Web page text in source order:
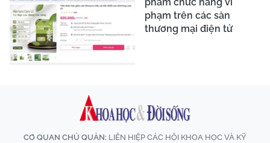
phạm trên các sàn
thương mại điện tử
CƠ QUAN CHỦ QUẢN: LIÊN HIỆP CÁC HỘI KHOA HỌC VÀ KỸ